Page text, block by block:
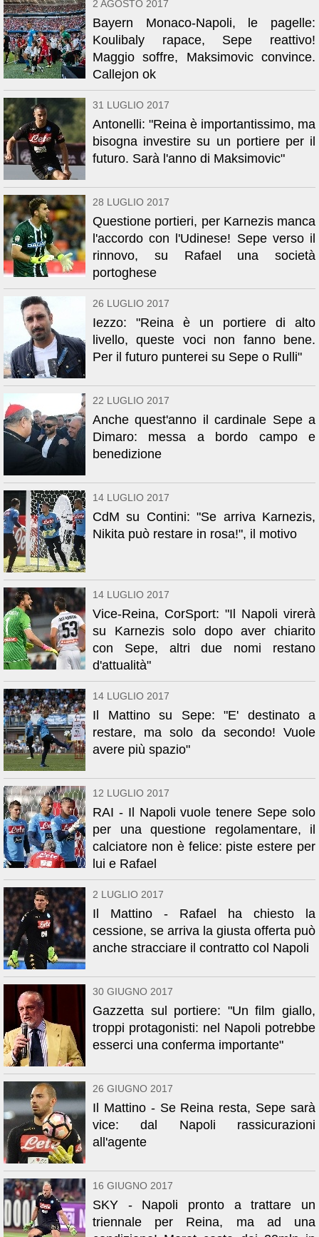
2 AGOSTO 2017
Bayern Monaco-Napoli, le pagelle:
Koulibaly rapace, Sepe reattivo!
Maggio soffre, Maksimovic convince.
Callejon ok
31 LUGLIO 2017
Antonelli: "Reina è importantissimo, ma
bisogna investire su un portiere per il
futuro. Sarà l'anno di Maksimovic"
28 LUGLIO 2017
Questione portieri, per Karnezis manca
l'accordo con l'Udinese! Sepe verso il
rinnovo, su Rafael una società
portoghese
26 LUGLIO 2017
Iezzo: "Reina è un portiere di alto
livello, queste voci non fanno bene.
Per il futuro punterei su Sepe o Rulli"
22 LUGLIO 2017
Anche quest'anno il cardinale Sepe a
Dimaro: messa a bordo campo e
benedizione
14 LUGLIO 2017
CdM su Contini: "Se arriva Karnezis,
Nikita può restare in rosa!", il motivo
14 LUGLIO 2017
Vice-Reina, CorSport: "Il Napoli virerà
su Karnezis solo dopo aver chiarito
con Sepe, altri due nomi restano
d'attualità"
14 LUGLIO 2017
Il Mattino su Sepe: "E' destinato a
restare, ma solo da secondo! Vuole
avere più spazio"
12 LUGLIO 2017
RAI - Il Napoli vuole tenere Sepe solo
per una questione regolamentare, il
calciatore non è felice: piste estere per
lui e Rafael
2 LUGLIO 2017
Il Mattino - Rafael ha chiesto la
cessione, se arriva la giusta offerta può
anche stracciare il contratto col Napoli
30 GIUGNO 2017
Gazzetta sul portiere: "Un film giallo,
troppi protagonisti: nel Napoli potrebbe
esserci una conferma importante"
26 GIUGNO 2017
Il Mattino - Se Reina resta, Sepe sarà
vice: dal Napoli rassicurazioni
all'agente
16 GIUGNO 2017
SKY - Napoli pronto a trattare un
triennale per Reina, ma ad una